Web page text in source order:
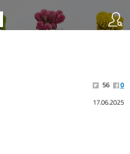
56
0
17.06.2025